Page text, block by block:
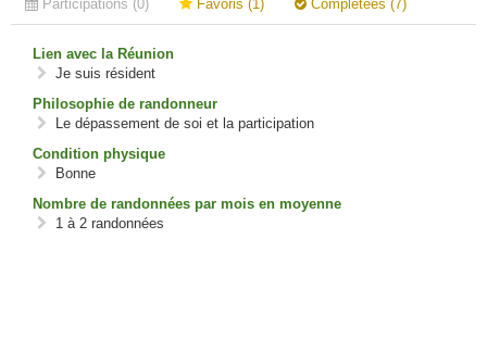
Participations (0) Favoris (1) Complétées (7)
Lien avec la Réunion
Je suis résident
Philosophie de randonneur
Le dépassement de soi et la participation
Condition physique
Bonne
Nombre de randonnées par mois en moyenne
1 à 2 randonnées